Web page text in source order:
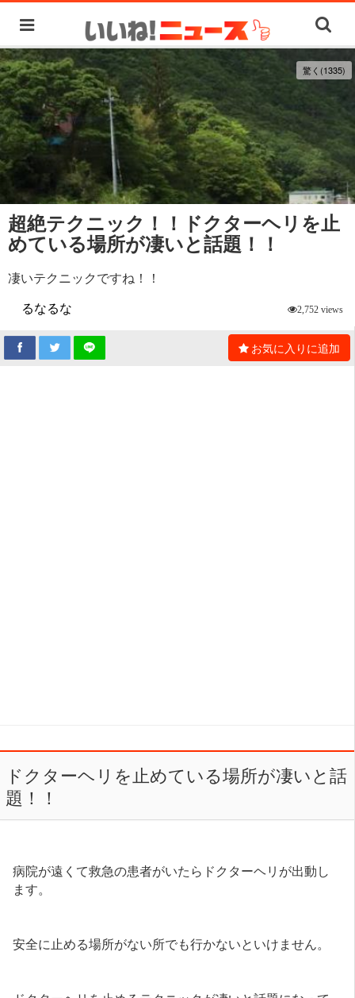
驚く(1335)
超絶テクニック！！ドクターヘリを止
めている場所が凄いと話題！！
凄いテクニックですね！！
るなるな
2,752 views
お気に入りに追加
ドクターヘリを止めている場所が凄いと話
題！！
病院が遠くて救急の患者がいたらドクターヘリが出動し
ます。
安全に止める場所がない所でも行かないといけません。